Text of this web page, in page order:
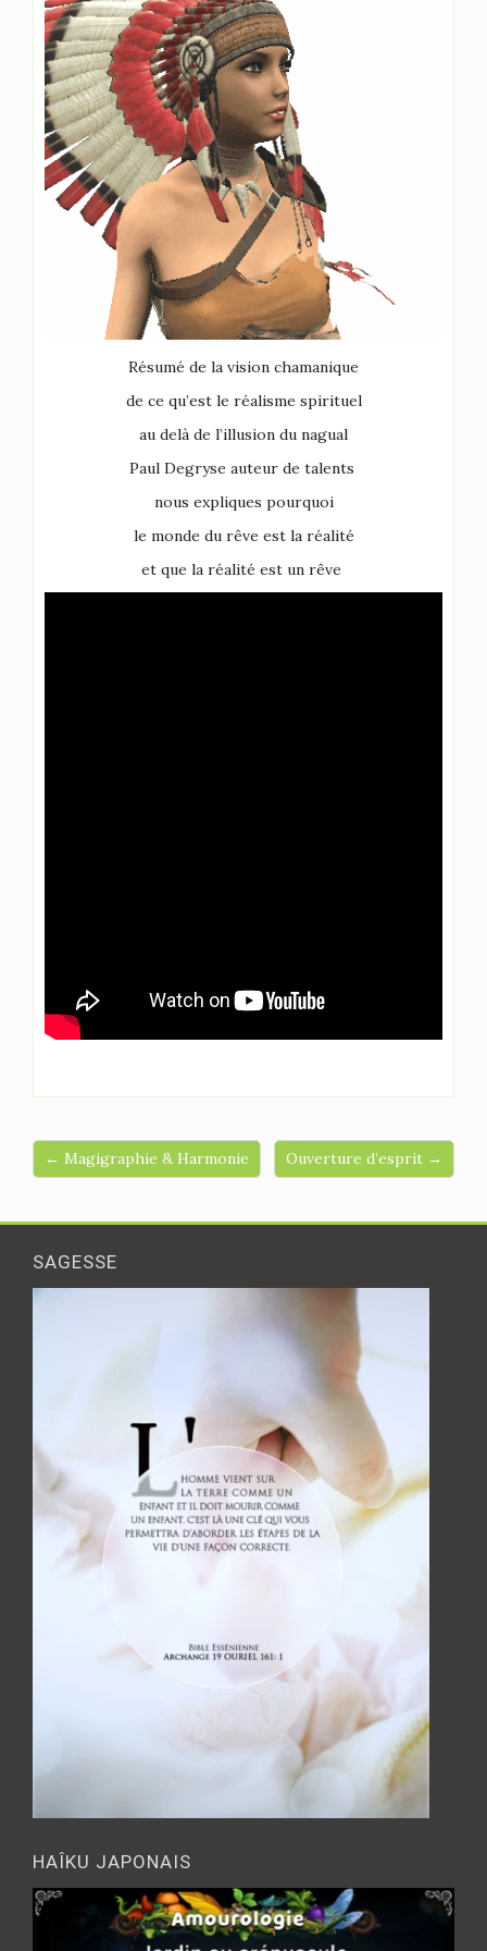
Résumé de la vision chamanique
de ce qu’est le réalisme spirituel
au delà de l’illusion du nagual
Paul Degryse auteur de talents
nous expliques pourquoi
le monde du rêve est la réalité
et que la réalité est un rêve
← Magigraphie & Harmonie Ouverture d’esprit →
SAGESSE
HAÎKU JAPONAIS